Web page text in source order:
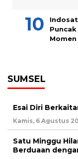
SUMSEL
Esai Diri
Kamis, 6 Agustus
Satu Minggu
Berduaan